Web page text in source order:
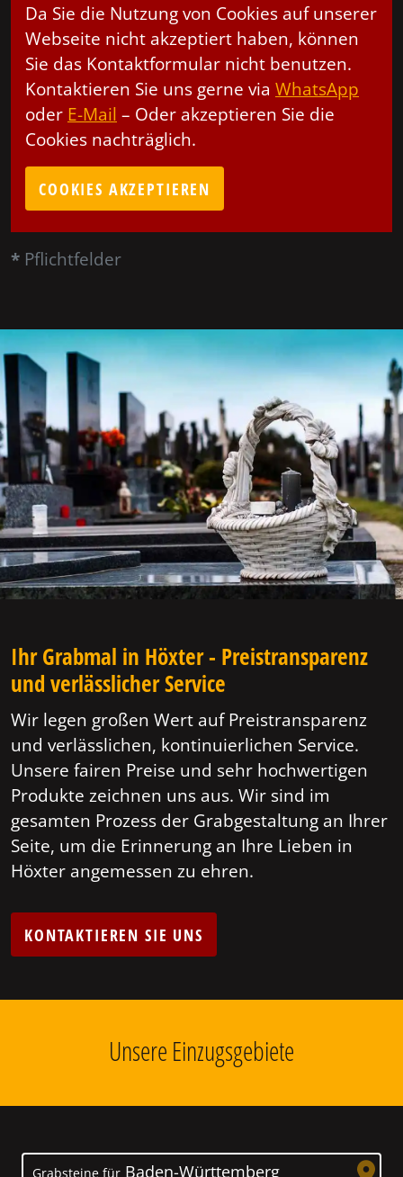
Da Sie die Nutzung von Cookies auf unserer
Webseite nicht akzeptiert haben, können
Sie das Kontaktformular nicht benutzen.
Kontaktieren Sie uns gerne via WhatsApp
oder E-Mail – Oder akzeptieren Sie die
Cookies nachträglich.
COOKIES AKZEPTIEREN
* Pflichtfelder
Ihr Grabmal in Höxter - Preistransparenz
und verlässlicher Service
Wir legen großen Wert auf Preistransparenz
und verlässlichen, kontinuierlichen Service.
Unsere fairen Preise und sehr hochwertigen
Produkte zeichnen uns aus. Wir sind im
gesamten Prozess der Grabgestaltung an Ihrer
Seite, um die Erinnerung an Ihre Lieben in
Höxter angemessen zu ehren.
KONTAKTIEREN SIE UNS
Unsere Einzugsgebiete
Grabsteine für Baden-Württemberg